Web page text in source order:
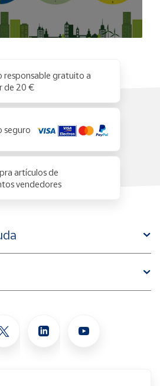
responsable gratuito a
de 20 €
seguro
artículos de
vendedores